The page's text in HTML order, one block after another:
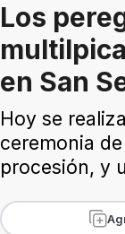
Los
en San
Hoy se
ceremonia
procesión, y